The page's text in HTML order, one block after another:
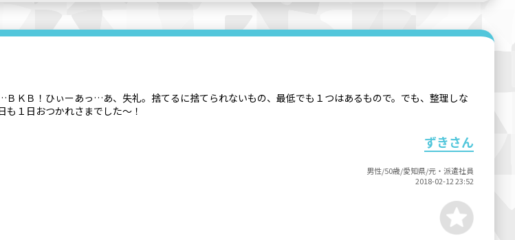
ＫＢ！ひぃーあっ…あ、失礼。捨てるに捨てられないもの、最低でも１つはあるもので。でも、整理しな
１日おつかれさまでした～！
ずきさん
男性/50歳/愛知県/元・派遣社員
2018-02-12 23:52